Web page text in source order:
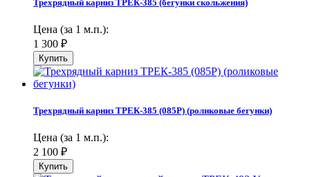
Трехрядный карниз ТРЕК-385 (бегунки скольжения)
Цена (за 1 м.п.):
1 300 ₽
Трехрядный карниз ТРЕК-385 (085Р) (роликовые бегунки)
Цена (за 1 м.п.):
2 100 ₽